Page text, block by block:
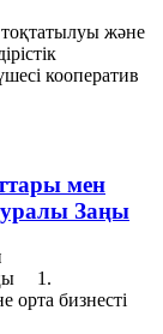
және
кооператив
мен
Заңы
1.
бизнесті